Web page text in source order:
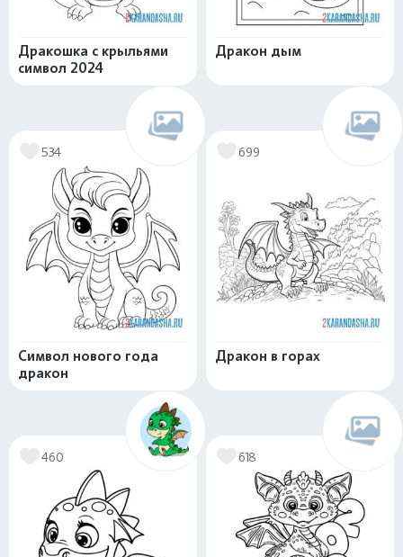
Дракошка с крыльями
символ 2024
Дракон дым
534
Символ нового года
дракон
699
Дракон в горах
460 618